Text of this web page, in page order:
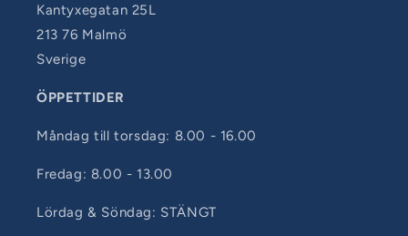
Kantyxegatan 25L
213 76 Malmö
Sverige
ÖPPETTIDER
Måndag till torsdag: 8.00 - 16.00
Fredag: 8.00 - 13.00
Lördag & Söndag: STÄNGT